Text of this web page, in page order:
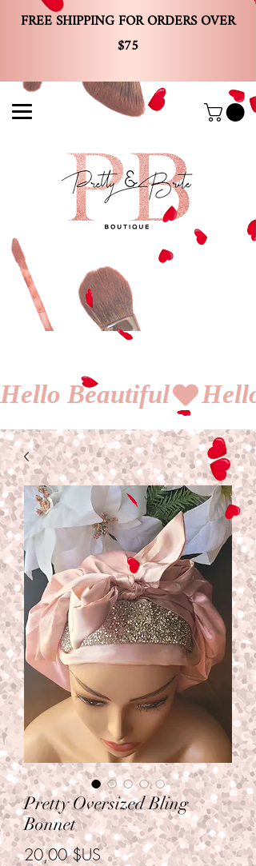
FREE SHIPPING FOR ORDERS OVER
$75
Hello Beautiful
Pretty Oversized Bling
Bonnet
20,00 $USPrix